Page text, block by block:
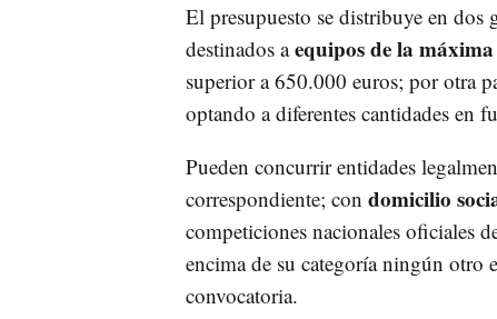
El presupuesto se distribuye en
destinados aequipos de la
superior a 650.000 euros; por otra
optando a diferentes cantidades en
Pueden concurrir entidades
correspondiente; con domicilio
competiciones nacionales oficiales
encima de su categoría ningún otro
convocatoria.